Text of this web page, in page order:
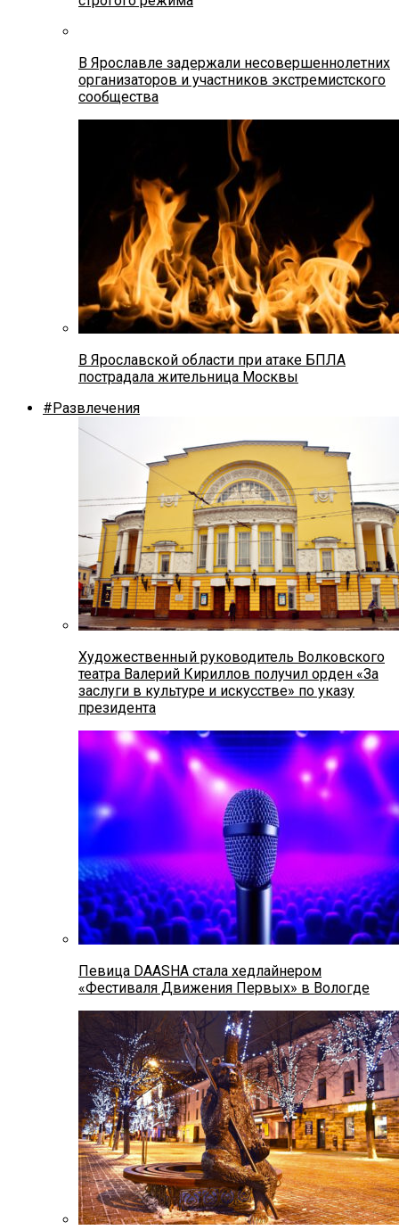
В Ярославле задержали несовершеннолетних
организаторов и участников экстремистского
сообщества
В Ярославской области при атаке БПЛА
пострадала жительница Москвы
#Развлечения
Художественный руководитель Волковского
театра Валерий Кириллов получил орден «За
заслуги в культуре и искусстве» по указу
президента
Певица DAASHA стала хедлайнером
«Фестиваля Движения Первых» в Вологде